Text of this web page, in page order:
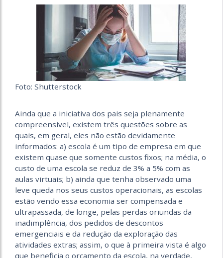
Foto: Shutterstock
​Ainda que a iniciativa dos pais seja plenamente
compreensível, existem três questões sobre as
quais, em geral, eles não estão devidamente
informados: a) escola é um tipo de empresa em que
existem quase que somente custos fixos; na média, o
custo de uma escola se reduz de 3% a 5% com as
aulas virtuais; b) ainda que tenha observado uma
leve queda nos seus custos operacionais, as escolas
estão vendo essa economia ser compensada e
ultrapassada, de longe, pelas perdas oriundas da
inadimplência, dos pedidos de descontos
emergenciais e da redução da exploração das
atividades extras; assim, o que à primeira vista é algo
que beneficia o orçamento da escola, na verdade,